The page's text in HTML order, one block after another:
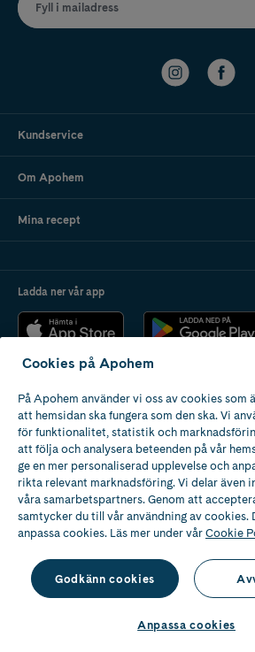
Fyll i mailadress
Kundservice
Om Apohem
Mina recept
Ladda ner vår app
Apotek med tillstånd
av Läkemedelsverket
Cookies på Apohem
På Apohem använder vi oss av cookies som
att hemsidan ska fungera som den ska. Vi
för funktionalitet, statistik och
att följa och analysera beteenden på vår
ge en mer personaliserad upplevelse och
rikta relevant marknadsföring. Vi delar även
våra samarbetspartners. Genom att
samtycker du till vår användning av cookies.
anpassa cookies. Läs mer under vårCookie
Godkänn cookies
Anpassa cookies